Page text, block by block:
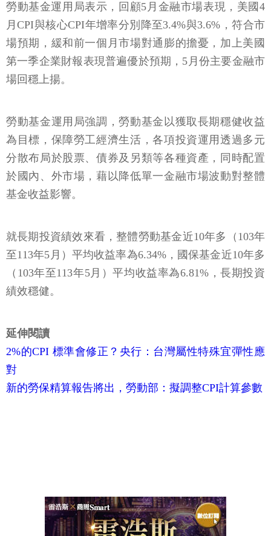
勞動基金運用局表示，回顧5月金融市場表現，美國4
月CPI與核心CPI年增率分別降至3.4%與3.6%，符合市
場預期，緩和前一個月市場對通膨的擔憂，加上美國
第一季企業財報表現普遍優於預期，5月份主要金融市
場回穩上揚。
勞動基金運用局強調，勞動基金以獲取長期穩健收益
為目標，保障勞工經濟生活，各項投資運用透過多元
分散布局於股票、債券及另類等各種資產，同時配置
於國內、外市場，藉以降低單一金融市場波動對整體
基金收益影響。
就長期投資績效來看，整體勞動基金近10年多（103年
至113年5月）平均收益率為6.34%，國保基金近10年多
（103年至113年5月）平均收益率為6.81%，長期投資
績效穩健。
延伸閱讀
2%的CPI 標準會修正？央行：台灣屬性特殊宜彈性應
對
新的勞保精算報告將出，勞動部：擬調整CPI計算參數